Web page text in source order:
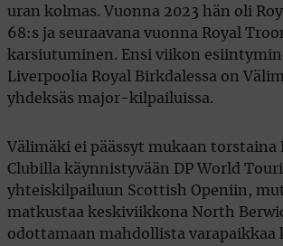
uran kolmas. Vuonna 2023 hän oli
68:s ja seuraavana vuonna Royal
karsiutuminen. Ensi viikon
Liverpoolia Royal Birkdalessa on
yhdeksäs major-kilpailuissa.
Välimäki ei päässyt mukaan torstaina
Clubilla käynnistyvään DP World
yhteiskilpailuun Scottish Openiin,
matkustaa keskiviikkona North
odottamaan mahdollista varapaikkaa